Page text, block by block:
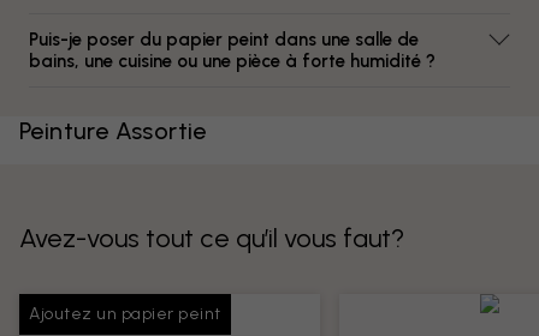
Puis-je poser du papier peint dans une salle de
bains, une cuisine ou une pièce à forte humidité ?
Peinture Assortie
Avez-vous tout ce qu’il vous faut?
Ajoutez un papier peint